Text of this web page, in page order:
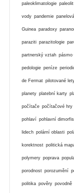
paleoklimatologie paleolit
vody pandemie
Guinea paradoxy
paraziti parazitologie
partnerský vztah pásmo
pedologie peníze
de Fermat pilotované
planety platební karty
počítače počítačové hry
pohlaví pohlavní
lidech polární oblasti
korektnost politická
polymery poprava
porodnost porozumění
politika pověry povodně